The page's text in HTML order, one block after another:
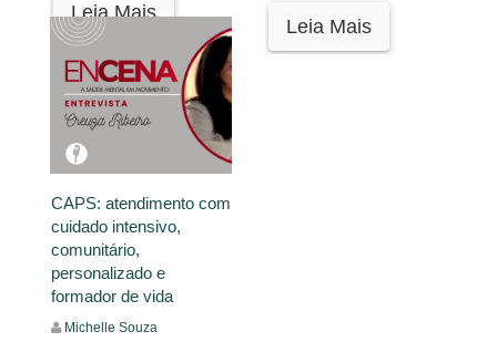
Leia Mais
Leia Mais
CAPS: atendimento com
cuidado intensivo,
comunitário,
personalizado e
formador de vida
Michelle Souza